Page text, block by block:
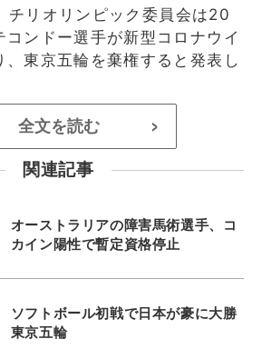
チリオリンピック委員会は20
コンドー選手が新型コロナウイ
、東京五輪を棄権すると発表し
全文を読む >
関連記事
オーストラリアの障害馬術選手、コ
カイン陽性で暫定資格停止
ソフトボール初戦で日本が豪に大勝
東京五輪